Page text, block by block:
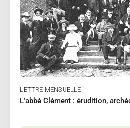
06/2024
JARRIGE Jean-
Lire
LETTRE MENSUELLE
L’abbé Clément : érudition,